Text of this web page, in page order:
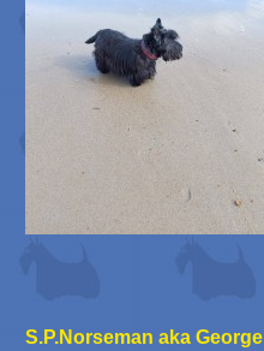
S.P.Norseman aka George